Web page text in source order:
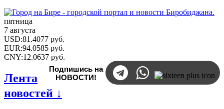
пятница
7 августа
USD:81.4077 руб.
EUR:94.0585 руб.
CNY:12.0637 руб.
Подпишись на
НОВОСТИ!
Лента
новостей ↓